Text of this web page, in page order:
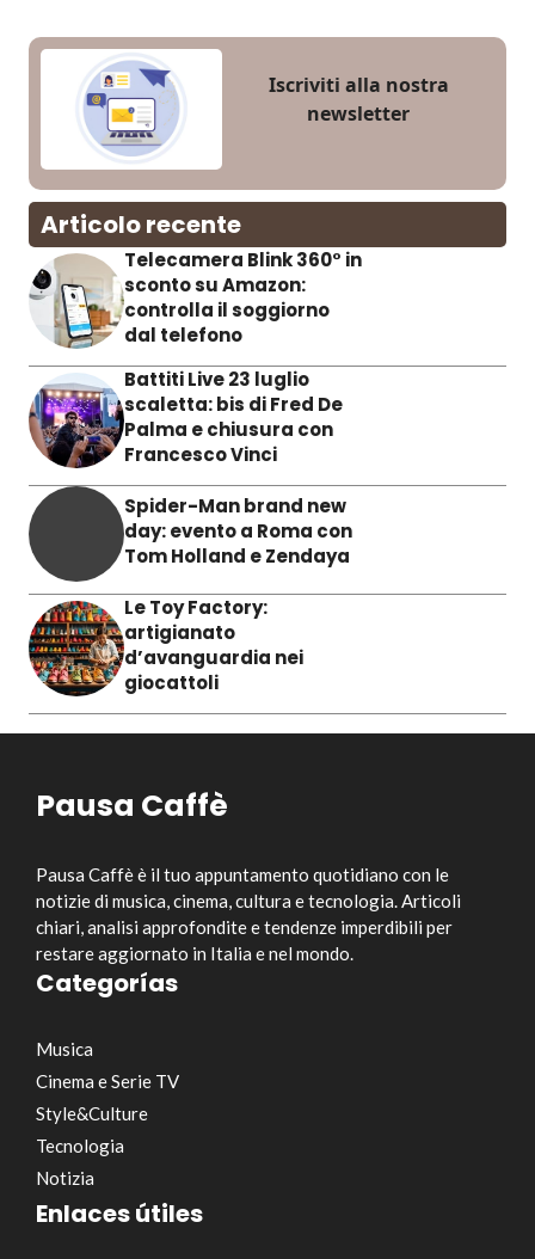
Iscriviti alla nostra
newsletter
Articolo recente
Telecamera Blink 360° in
sconto su Amazon:
controlla il soggiorno
dal telefono
Battiti Live 23 luglio
scaletta: bis di Fred De
Palma e chiusura con
Francesco Vinci
Spider-Man brand new
day: evento a Roma con
Tom Holland e Zendaya
Le Toy Factory:
artigianato
d’avanguardia nei
giocattoli
Pausa Caffè
Pausa Caffè è il tuo appuntamento quotidiano con le
notizie di musica, cinema, cultura e tecnologia. Articoli
chiari, analisi approfondite e tendenze imperdibili per
restare aggiornato in Italia e nel mondo.
Categorías
Musica
Cinema e Serie TV
Style&Culture
Tecnologia
Notizia
Enlaces útiles